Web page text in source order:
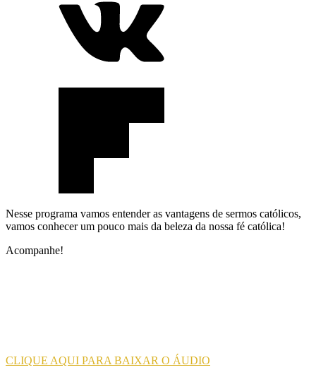
Nesse programa vamos entender as vantagens de sermos católicos,
vamos conhecer um pouco mais da beleza da nossa fé católica!
Acompanhe!
CLIQUE AQUI PARA BAIXAR O ÁUDIO